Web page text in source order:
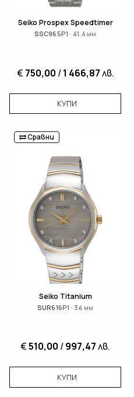
Seiko Prospex Speedtimer
SSC965P1 · 41.4 мм
€ 750,00 /1 466,87лв.
КУПИ
Сравни
Seiko Titanium
SUR616P1 · 34 мм
€510,00 /997,47лв.
КУПИ